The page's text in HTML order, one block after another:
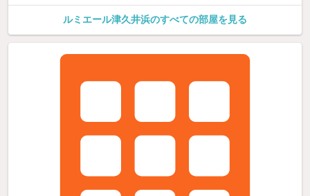
ルミエール津久井浜のすべての部屋を見る